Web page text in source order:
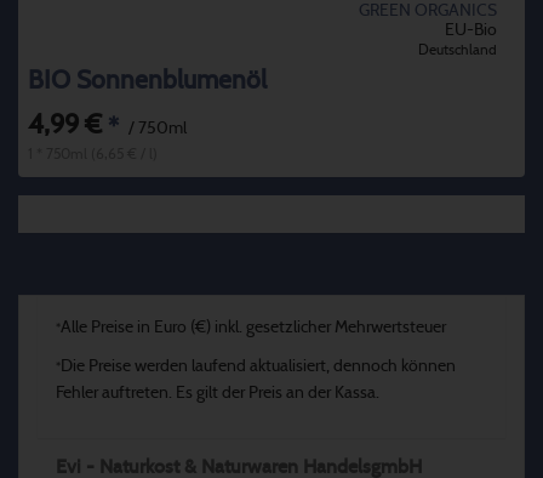
GREEN ORGANICS
EU-Bio
Deutschland
BIO Sonnenblumenöl
4,99 € * / 750ml
*Alle Preise in Euro (€) inkl. gesetzlicher Mehrwertsteuer
* Die Preise werden laufend aktualisiert, dennoch können
Fehler auftreten. Es gilt der Preis an der Kassa.
Evi - Naturkost & Naturwaren HandelsgmbH